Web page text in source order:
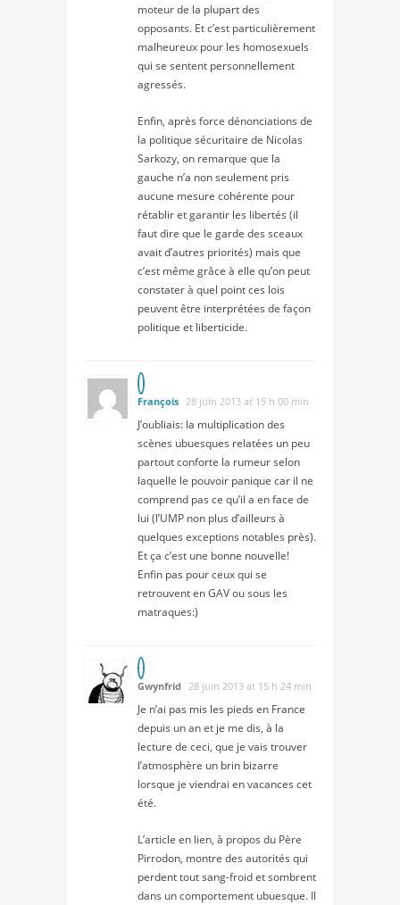
moteur de la plupart des
opposants. Et c’est particulièrement
malheureux pour les homosexuels
qui se sentent personnellement
agressés.
Enfin, après force dénonciations de
la politique sécuritaire de Nicolas
Sarkozy, on remarque que la
gauche n’a non seulement pris
aucune mesure cohérente pour
rétablir et garantir les libertés (il
faut dire que le garde des sceaux
avait d’autres priorités) mais que
c’est même grâce à elle qu’on peut
constater à quel point ces lois
peuvent être interprétées de façon
politique et liberticide.
François 28 juin 2013 at 15 h 00 min
J’oubliais: la multiplication des
scènes ubuesques relatées un peu
partout conforte la rumeur selon
laquelle le pouvoir panique car il ne
comprend pas ce qu’il a en face de
lui (l’UMP non plus d’ailleurs à
quelques exceptions notables près).
Et ça c’est une bonne nouvelle!
Enfin pas pour ceux qui se
retrouvent en GAV ou sous les
matraques:)
Gwynfrid 28 juin 2013 at 15 h 24 min
Je n’ai pas mis les pieds en France
depuis un an et je me dis, à la
lecture de ceci, que je vais trouver
l’atmosphère un brin bizarre
lorsque je viendrai en vacances cet
été.
L’article en lien, à propos du Père
Pirrodon, montre des autorités qui
perdent tout sang-froid et sombrent
dans un comportement ubuesque. Il